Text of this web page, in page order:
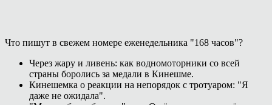
Что пишут в свежем номере еженедельника "168 часов"?
Через жару и ливень: как водномоторники со всей
страны боролись за медали в Кинешме.
Кинешемка о реакции на непорядок с тротуаром: "Я
даже не ожидала".